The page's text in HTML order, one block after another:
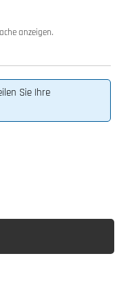
anzeigen.
Sie Ihre